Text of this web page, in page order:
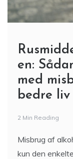
en:
med
bedre liv
2 Min Reading
Misbrug af
kun den